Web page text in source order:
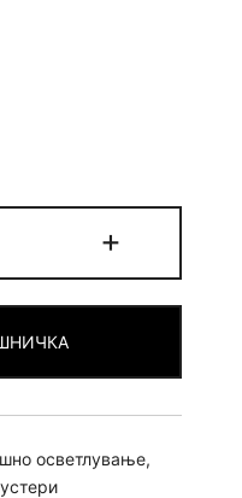
+
осветлување,